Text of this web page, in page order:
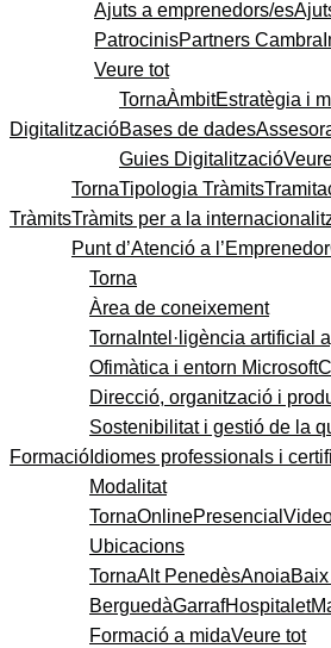
Ajuts a emprenedors/es
PatrocinisPartners Cambra
Veure tot
Digitalització
TornaÀmbitEstratègia i
Bases de dades
Guies Digitalització
Tràmits
TornaTipologia Tràmits
Tràmits per a la
Punt d’Atenció a l’Emprenedor
Formació
Torna
Àrea de coneixement
Torna Intel·ligència artificial
Ofimàtica i entorn Microsoft
Direcció, organització i
Sostenibilitat i gestió de la
Idiomes professionals i
Modalitat
TornaOnlinePresencial
Ubicacions
TornaAlt PenedèsAnoia
BerguedàGarrafHospitalet
Formació a midaVeure tot